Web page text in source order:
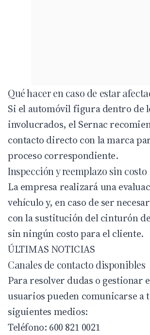
Qué hacer en caso de estar
Si el automóvil figura dentro de
involucrados, el Sernac
contacto directo con la marca
proceso correspondiente.
Inspección y reemplazo sin costo
La empresa realizará una
vehículo y, en caso de ser
con la sustitución del cinturón
sin ningún costo para el cliente.
ÚLTIMAS NOTICIAS
Canales de contacto disponibles
Para resolver dudas o gestionar
usuarios pueden comunicarse a
siguientes medios:
Teléfono: 600 821 0021